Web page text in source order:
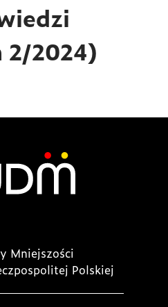
2024)
Mniejszości
Polskiej